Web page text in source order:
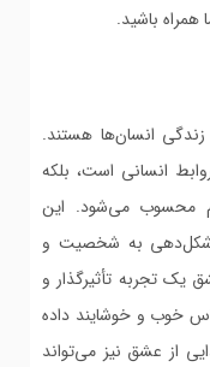
باشید.
انسان‌ها هستند.
انسانی است، بلکه
محسوب می‌شود. این
شکل‌دهی به شخصیت و
یک تجربه تأثیرگذار و
خوب و خوشایند داده
از عشق نیز می‌تواند